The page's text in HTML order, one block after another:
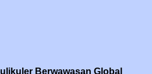
Berwawasan Global